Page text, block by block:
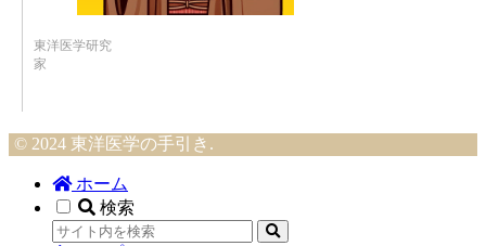
東洋医学研究
家
© 2024 東洋医学の手引き.
ホーム
検索